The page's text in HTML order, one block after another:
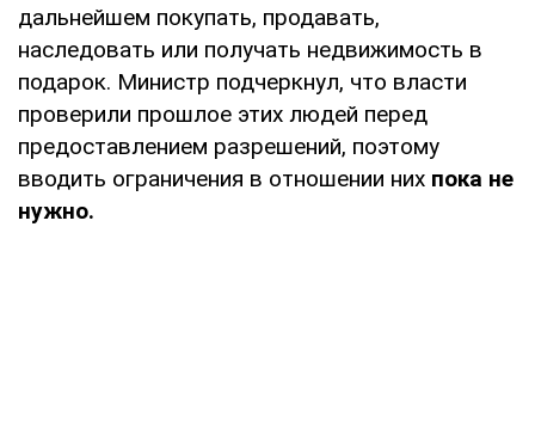
дальнейшем покупать, продавать,
наследовать или получать недвижимость в
подарок. Министр подчеркнул, что власти
проверили прошлое этих людей перед
предоставлением разрешений, поэтому
вводить ограничения в отношении них пока не
нужно.